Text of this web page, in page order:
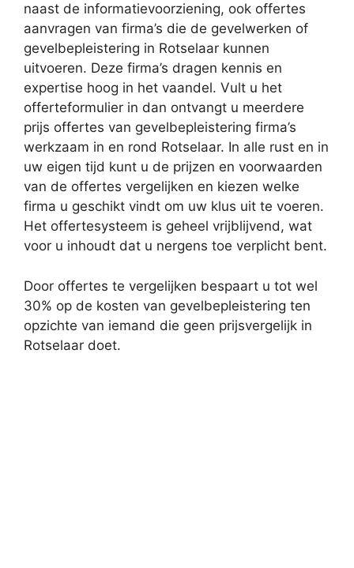
naast de informatievoorziening, ook offertes
aanvragen van firma’s die de gevelwerken of
gevelbepleistering in Rotselaar kunnen
uitvoeren. Deze firma’s dragen kennis en
expertise hoog in het vaandel. Vult u het
offerteformulier in dan ontvangt u meerdere
prijs offertes van gevelbepleistering firma’s
werkzaam in en rond Rotselaar. In alle rust en in
uw eigen tijd kunt u de prijzen en voorwaarden
van de offertes vergelijken en kiezen welke
firma u geschikt vindt om uw klus uit te voeren.
Het offertesysteem is geheel vrijblijvend, wat
voor u inhoudt dat u nergens toe verplicht bent.
Door offertes te vergelijken bespaart u tot wel
30% op de kosten van gevelbepleistering ten
opzichte van iemand die geen prijsvergelijk in
Rotselaar doet.